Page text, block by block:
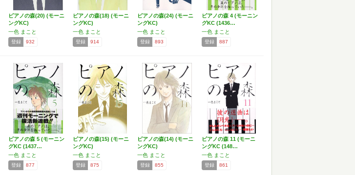
ピアノの森(20) (モーニ
ングKC)
一色 まこと
登録 932
ピアノの森(18) (モーニ
ングKC)
一色 まこと
登録 914
ピアノの森(24) (モーニ
ングKC)
一色 まこと
登録 893
ピアノの森 4 (モーニン
グKC (1436…
一色 まこと
登録 887
ピアノの森 5 (モーニン
グKC (1437…
一色 まこと
登録 877
ピアノの森(15) (モーニ
ングKC)
一色 まこと
登録 875
ピアノの森(14) (モーニ
ングKC)
一色 まこと
登録 855
ピアノの森 11 (モーニ
ングKC (148…
一色 まこと
登録 861